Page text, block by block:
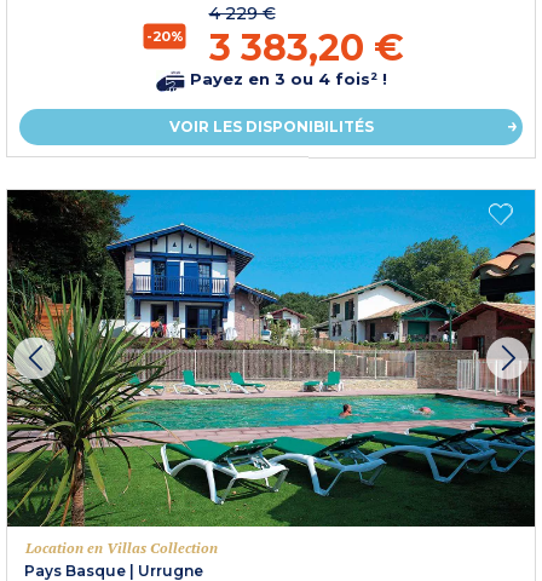
-20%
4 229 €
3 383,20 €
Payez en 3 ou 4 fois² !
VOIR LES DISPONIBILITÉS
Location en Villas Collection
Pays Basque | Urrugne